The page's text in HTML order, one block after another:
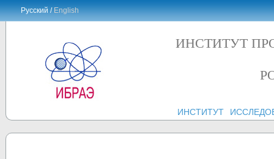
Русский /English
ИНСТИТУТ
ИНСТИТУТ